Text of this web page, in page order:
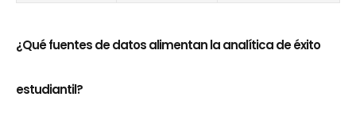
¿Qué fuentes de datos alimentan la analítica de éxito
estudiantil?